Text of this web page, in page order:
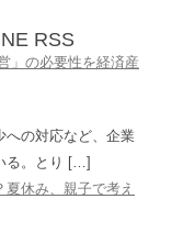
RSS
」の必要性を経済産
への対応など、企業
る。とり […]
休み、親子で考え